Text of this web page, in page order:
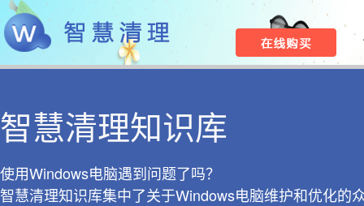
智慧清理知识库
使用Windows电脑遇到问题了吗？
智慧清理知识库集中了关于Windows电脑维护和优化的